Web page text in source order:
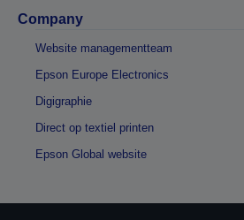
Company
Website managementteam
Epson Europe Electronics
Digigraphie
Direct op textiel printen
Epson Global website